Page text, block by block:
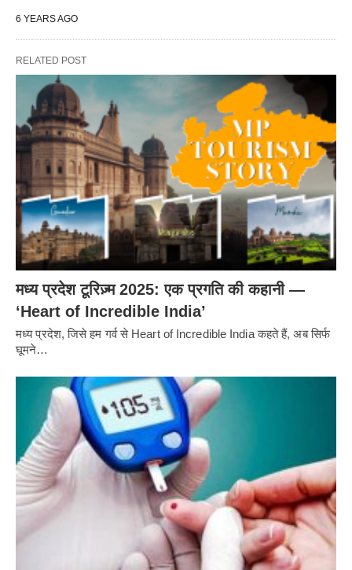
6 YEARS AGO
RELATED POST
मध्य प्रदेश टूरिज़्म 2025: एक प्रगति की कहानी —
‘Heart of Incredible India’
मध्य प्रदेश, जिसे हम गर्व से Heart of Incredible India कहते हैं, अब सिर्फ
घूमने…